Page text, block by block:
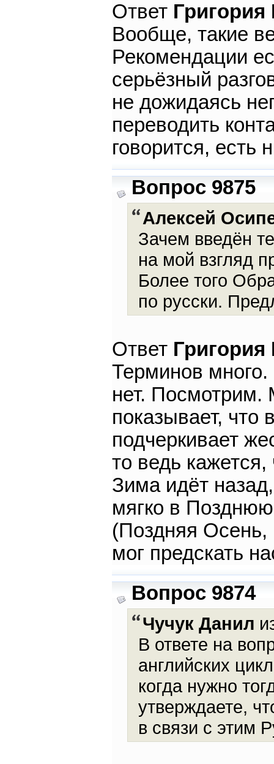
Ответ
Вообще, такие
Рекомендации
серьёзный
не дожидаясь
переводить
говорится, есть
Вопрос 9875
Алексей
Зачем введён
на мой взгляд
Более того
по русски.
Ответ
Терминов много.
нет. Посмотрим.
показывает, что
подчеркивает
то ведь
Зима идёт
мягко в
(Поздняя Осень,
мог предскать
Вопрос 9874
Чучук Данил
В ответе на
английских
когда нужно
утверждаете,
в связи с этим